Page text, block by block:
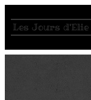
Les Jours d'Elie